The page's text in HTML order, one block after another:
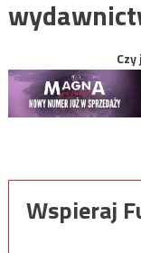
Wspieraj